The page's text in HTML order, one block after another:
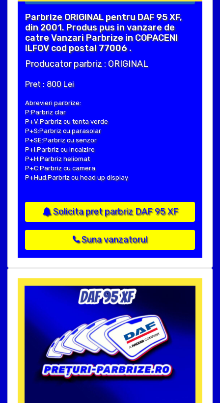
Parbrize ORIGINAL pentru DAF 95 XF,
din 2001. Produs pus in vanzare de
catre Vanzari Parbrize in COPACENI
ILFOV cod postal 77006 .
Producator parbriz : ORIGINAL
Pret : 800 Lei
Abrevieri parbrize:
P:Parbriz clar
P+V:Parbriz cu tenta verde
P+S:Parbriz cu parasolar
P+SE:Parbriz cu senzor
P+I:Parbriz cu incalzire
P+H:Parbriz heliomat
P+C:Parbriz cu camera
P+Hud:Parbriz cu head up display
Solicita pret parbriz DAF 95 XF
Suna vanzatorul